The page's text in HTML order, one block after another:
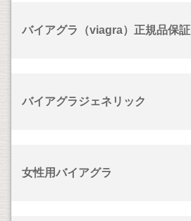
バイアグラ（viagra）正規品保証
バイアグラジェネリック
女性用バイアグラ